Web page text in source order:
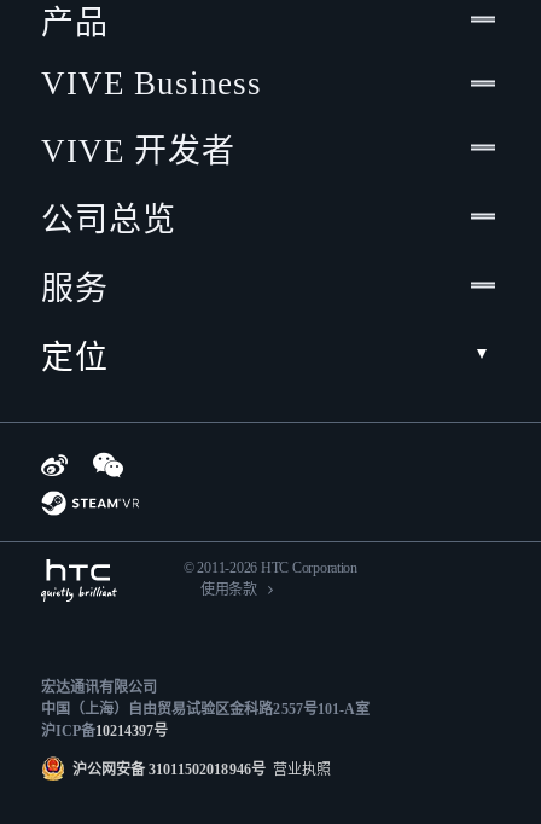
产品
VIVE Business
VIVE 开发者
公司总览
服务
定位
© 2011-2026 HTC Corporation
使用条款
宏达通讯有限公司
中国（上海）自由贸易试验区金科路2557号101-A室
沪ICP备10214397号
沪公网安备 31011502018946号营业执照